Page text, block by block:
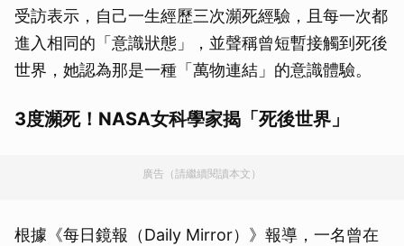
受訪表示，自己一生經歷三次瀕死經驗，且每一次都
進入相同的「意識狀態」，並聲稱曾短暫接觸到死後
世界，她認為那是一種「萬物連結」的意識體驗。
3度瀕死！NASA女科學家揭「死後世界」
廣告（請繼續閱讀本文）
根據《每日鏡報（Daily Mirror）》報導，一名曾在